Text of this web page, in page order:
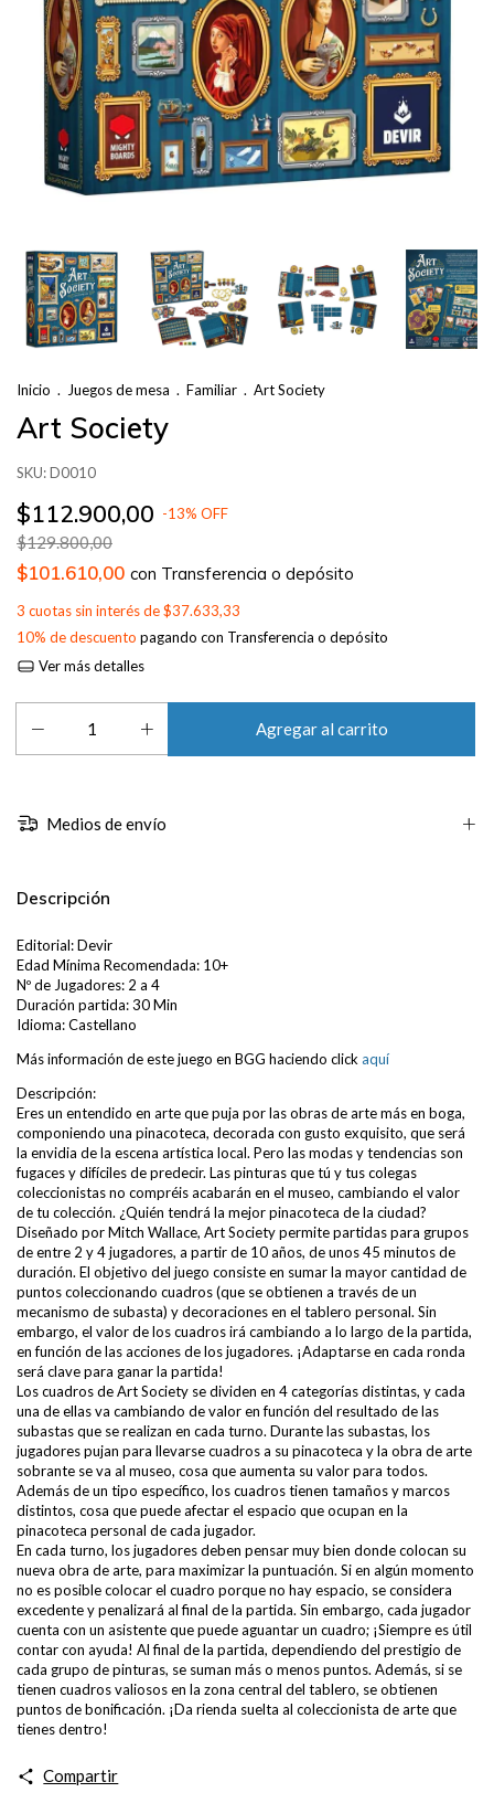
Inicio . Juegos de mesa . Familiar . Art Society
Art Society
SKU:D0010
$112.900,00 -13% OFF
$129.800,00
$101.610,00 con Transferencia o depósito
3 cuotas sin interés de$37.633,33
10% de descuento pagando con Transferencia o depósito
Ver más detalles
Medios de envío
Descripción
Editorial: Devir
Edad Mínima Recomendada: 10+
Nº de Jugadores: 2 a 4
Duración partida: 30 Min
Idioma: Castellano
Más información de este juego en BGG haciendo click aquí
Descripción:
Eres un entendido en arte que puja por las obras de arte más en boga,
componiendo una pinacoteca, decorada con gusto exquisito, que será
la envidia de la escena artística local. Pero las modas y tendencias son
fugaces y difíciles de predecir. Las pinturas que tú y tus colegas
coleccionistas no compréis acabarán en el museo, cambiando el valor
de tu colección. ¿Quién tendrá la mejor pinacoteca de la ciudad?
Diseñado por Mitch Wallace, Art Society permite partidas para grupos
de entre 2 y 4 jugadores, a partir de 10 años, de unos 45 minutos de
duración. El objetivo del juego consiste en sumar la mayor cantidad de
puntos coleccionando cuadros (que se obtienen a través de un
mecanismo de subasta) y decoraciones en el tablero personal. Sin
embargo, el valor de los cuadros irá cambiando a lo largo de la partida,
en función de las acciones de los jugadores. ¡Adaptarse en cada ronda
será clave para ganar la partida!
Los cuadros de Art Society se dividen en 4 categorías distintas, y cada
una de ellas va cambiando de valor en función del resultado de las
subastas que se realizan en cada turno. Durante las subastas, los
jugadores pujan para llevarse cuadros a su pinacoteca y la obra de arte
sobrante se va al museo, cosa que aumenta su valor para todos.
Además de un tipo específico, los cuadros tienen tamaños y marcos
distintos, cosa que puede afectar el espacio que ocupan en la
pinacoteca personal de cada jugador.
En cada turno, los jugadores deben pensar muy bien donde colocan su
nueva obra de arte, para maximizar la puntuación. Si en algún momento
no es posible colocar el cuadro porque no hay espacio, se considera
excedente y penalizará al final de la partida. Sin embargo, cada jugador
cuenta con un asistente que puede aguantar un cuadro; ¡Siempre es útil
contar con ayuda! Al final de la partida, dependiendo del prestigio de
cada grupo de pinturas, se suman más o menos puntos. Además, si se
tienen cuadros valiosos en la zona central del tablero, se obtienen
puntos de bonificación. ¡Da rienda suelta al coleccionista de arte que
tienes dentro!
Compartir